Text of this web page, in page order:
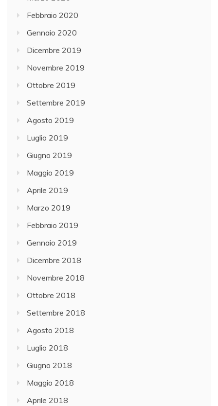
Febbraio 2020
Gennaio 2020
Dicembre 2019
Novembre 2019
Ottobre 2019
Settembre 2019
Agosto 2019
Luglio 2019
Giugno 2019
Maggio 2019
Aprile 2019
Marzo 2019
Febbraio 2019
Gennaio 2019
Dicembre 2018
Novembre 2018
Ottobre 2018
Settembre 2018
Agosto 2018
Luglio 2018
Giugno 2018
Maggio 2018
Aprile 2018